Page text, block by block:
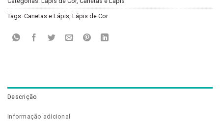
Tags: Canetas e Lápis Lápis de Cor
Descrição
Informação adicional